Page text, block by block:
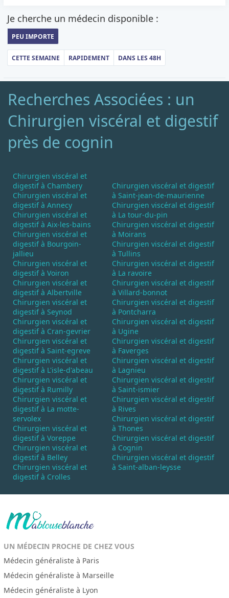
Je cherche un médecin disponible :
PEU IMPORTE
CETTE SEMAINE RAPIDEMENT DANS LES 48H
Recherches Associées : un
Chirurgien viscéral et digestif
près de cognin
Chirurgien viscéral et
digestif à Chambery
Chirurgien viscéral et
digestif à Annecy
Chirurgien viscéral et
digestif à Aix-les-bains
Chirurgien viscéral et
digestif à Bourgoin-
jallieu
Chirurgien viscéral et
digestif à Voiron
Chirurgien viscéral et
digestif à Albertville
Chirurgien viscéral et
digestif à Seynod
Chirurgien viscéral et
digestif à Cran-gevrier
Chirurgien viscéral et
digestif à Saint-egreve
Chirurgien viscéral et
digestif à L'isle-d'abeau
Chirurgien viscéral et
digestif à Rumilly
Chirurgien viscéral et
digestif à La motte-
servolex
Chirurgien viscéral et
digestif à Voreppe
Chirurgien viscéral et
digestif à Belley
Chirurgien viscéral et
digestif à Crolles
Chirurgien viscéral et digestif
à Saint-jean-de-maurienne
Chirurgien viscéral et digestif
à La tour-du-pin
Chirurgien viscéral et digestif
à Moirans
Chirurgien viscéral et digestif
à Tullins
Chirurgien viscéral et digestif
à La ravoire
Chirurgien viscéral et digestif
à Villard-bonnot
Chirurgien viscéral et digestif
à Pontcharra
Chirurgien viscéral et digestif
à Ugine
Chirurgien viscéral et digestif
à Faverges
Chirurgien viscéral et digestif
à Lagnieu
Chirurgien viscéral et digestif
à Saint-ismier
Chirurgien viscéral et digestif
à Rives
Chirurgien viscéral et digestif
à Thones
Chirurgien viscéral et digestif
à Cognin
Chirurgien viscéral et digestif
à Saint-alban-leysse
UN MÉDECIN PROCHE DE CHEZ VOUS
Médecin généraliste à Paris
Médecin généraliste à Marseille
Médecin généraliste à Lyon